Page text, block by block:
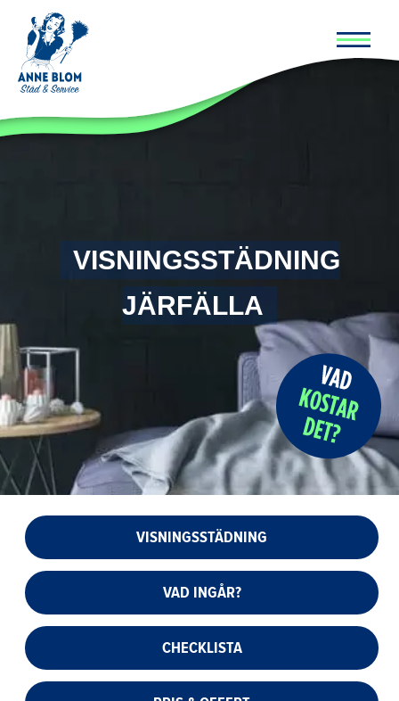
VISNINGSSTÄDNING
JÄRFÄLLA
VISNINGSSTÄDNING
VAD INGÅR?
CHECKLISTA